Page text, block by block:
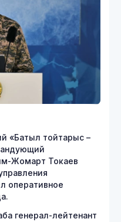
«Батыл тойтарыс –
Жомарт Токаев
оперативное
генерал-лейтенант